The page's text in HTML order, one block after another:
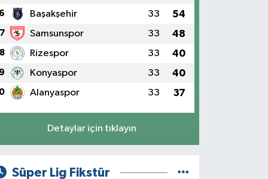
Başakşehir 33 54
7 Samsunspor 33 48
8 Rizespor 33 40
Konyaspor 33 40
Alanyaspor 33 37
Detaylar için tıklayın
Süper Lig Fikstür